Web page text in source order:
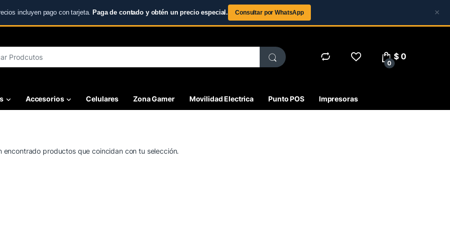
incluyen pago con tarjeta. Paga de contado y obtén un precio especial. Consultar por WhatsApp ×
0
$ 0
Accesorios Celulares Zona Gamer Movilidad Electrica Punto POS Impresoras
encontrado productos que coincidan con tu selección.